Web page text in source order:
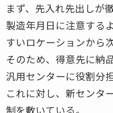
まず、先入れ先出しが
製造年月日に注意する
すいロケーションから
そのため、得意先に納
汎用センターに役割分
これに対し、新センタ
制を敷いている。